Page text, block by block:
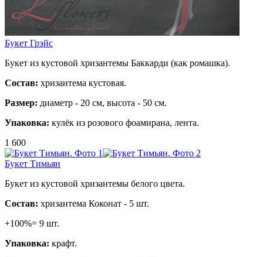
Букет Грэйс
Букет из кустовой хризантемы Баккарди (как ромашка).
Состав: хризантема кустовая.
Размер: диаметр - 20 см, высота - 50 см.
Упаковка: кулёк из розового фоамирана, лента.
1 600
Букет Тимьян
Букет из кустовой хризантемы белого цвета.
Состав: хризантема Коконат - 5 шт.
+100%= 9 шт.
Упаковка: крафт.